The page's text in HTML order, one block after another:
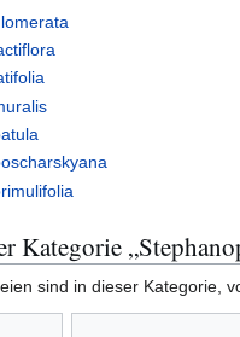
Kategorie
sind in dieser Kategorie,